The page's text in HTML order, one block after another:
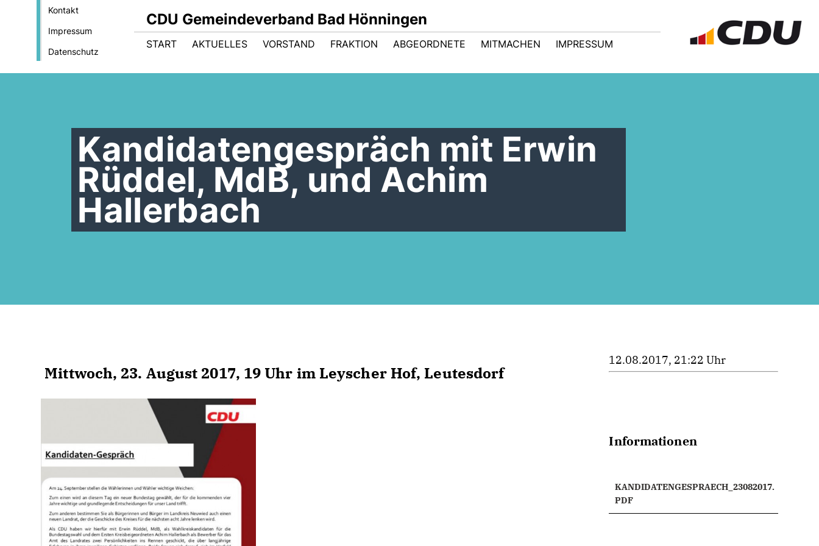
Kontakt
Impressum
Datenschutz
CDU Gemeindeverband Bad Hönningen
START AKTUELLES VORSTAND FRAKTION ABGEORDNETE MITMACHEN IMPRESSUM
Kandidatengespräch mit Erwin
Rüddel, MdB, und Achim
Hallerbach
Mittwoch, 23. August 2017, 19 Uhr im Leyscher Hof, Leutesdorf
12.08.2017, 21:22 Uhr
Informationen
KANDIDATENGESPRAECH_23082017.
PDF